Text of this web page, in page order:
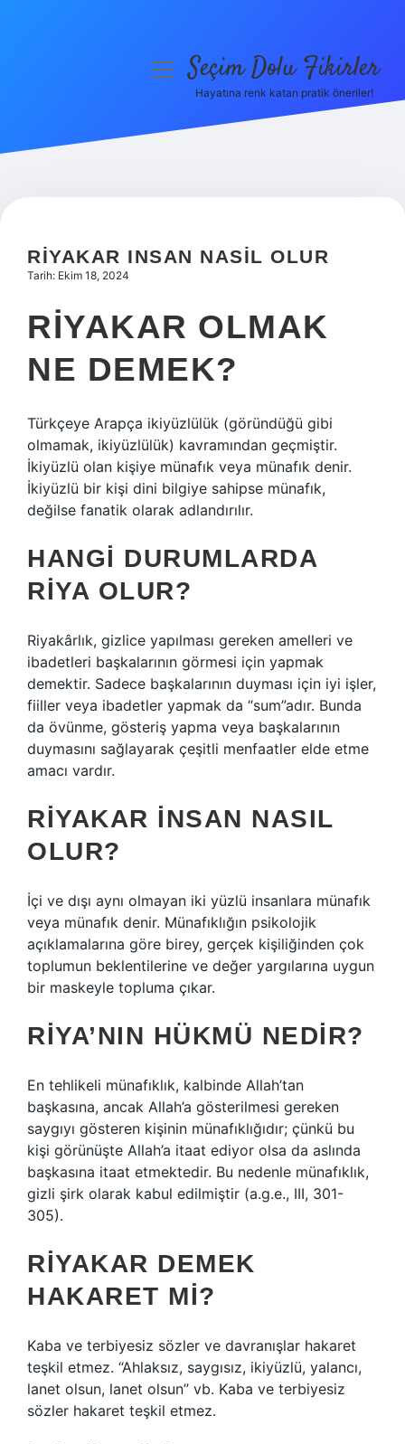
Hakkımızda
menüyüSeçim Dolu Fikirler
Hayatına renk katan pratik öneriler!
RIYAKAR INSAN NASIL OLUR
Tarih: Ekim 18, 2024
RIYAKAR OLMAK
NE DEMEK?
Türkçeye Arapça ikiyüzlülük (göründüğü gibi
olmamak, ikiyüzlülük) kavramından geçmiştir.
İkiyüzlü olan kişiye münafık veya münafık denir.
İkiyüzlü bir kişi dini bilgiye sahipse münafık,
değilse fanatik olarak adlandırılır.
HANGI DURUMLARDA
RIYA OLUR?
Riyakârlık, gizlice yapılması gereken amelleri ve
ibadetleri başkalarının görmesi için yapmak
demektir. Sadece başkalarının duyması için iyi işler,
fiiller veya ibadetler yapmak da “sum”adır. Bunda
da övünme, gösteriş yapma veya başkalarının
duymasını sağlayarak çeşitli menfaatler elde etme
amacı vardır.
RIYAKAR INSAN NASIL
OLUR?
İçi ve dışı aynı olmayan iki yüzlü insanlara münafık
veya münafık denir. Münafıklığın psikolojik
açıklamalarına göre birey, gerçek kişiliğinden çok
toplumun beklentilerine ve değer yargılarına uygun
bir maskeyle topluma çıkar.
RIYA’NIN HÜKMÜ NEDIR?
En tehlikeli münafıklık, kalbinde Allah’tan
başkasına, ancak Allah’a gösterilmesi gereken
saygıyı gösteren kişinin münafıklığıdır; çünkü bu
kişi görünüşte Allah’a itaat ediyor olsa da aslında
başkasına itaat etmektedir. Bu nedenle münafıklık,
gizli şirk olarak kabul edilmiştir (a.g.e., III, 301-
305).
RIYAKAR DEMEK
HAKARET MI?
Kaba ve terbiyesiz sözler ve davranışlar hakaret
teşkil etmez. “Ahlaksız, saygısız, ikiyüzlü, yalancı,
lanet olsun, lanet olsun” vb. Kaba ve terbiyesiz
sözler hakaret teşkil etmez.